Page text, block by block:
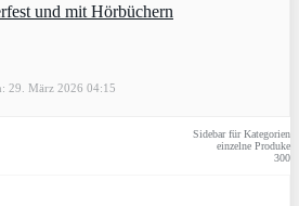
und mit Hörbüchern
29. März 2026 04:15
Sidebar für Kategorien
einzelne Produke
300